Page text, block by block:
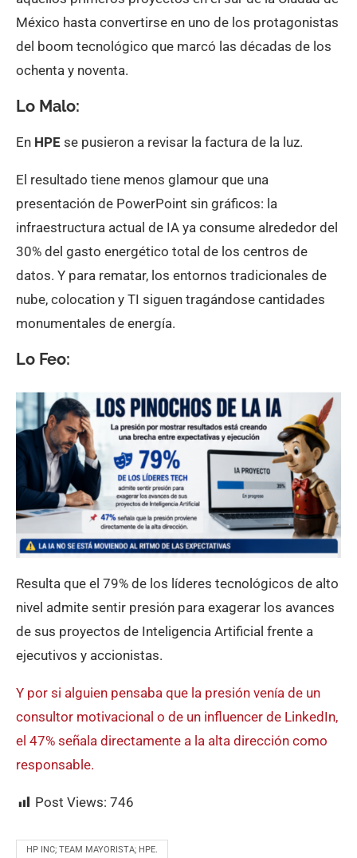
México hasta convertirse en uno de los protagonistas
del boom tecnológico que marcó las décadas de los
ochenta y noventa.
Lo Malo:
En HPE se pusieron a revisar la factura de la luz.
El resultado tiene menos glamour que una
presentación de PowerPoint sin gráficos: la
infraestructura actual de IA ya consume alrededor del
30% del gasto energético total de los centros de
datos. Y para rematar, los entornos tradicionales de
nube, colocation y TI siguen tragándose cantidades
monumentales de energía.
Lo Feo:
Resulta que el 79% de los líderes tecnológicos de alto
nivel admite sentir presión para exagerar los avances
de sus proyectos de Inteligencia Artificial frente a
ejecutivos y accionistas.
Y por si alguien pensaba que la presión venía de un
consultor motivacional o de un influencer de LinkedIn,
el 47% señala directamente a la alta dirección como
responsable.
Post Views: 746
HP INC; TEAM MAYORISTA; HPE.